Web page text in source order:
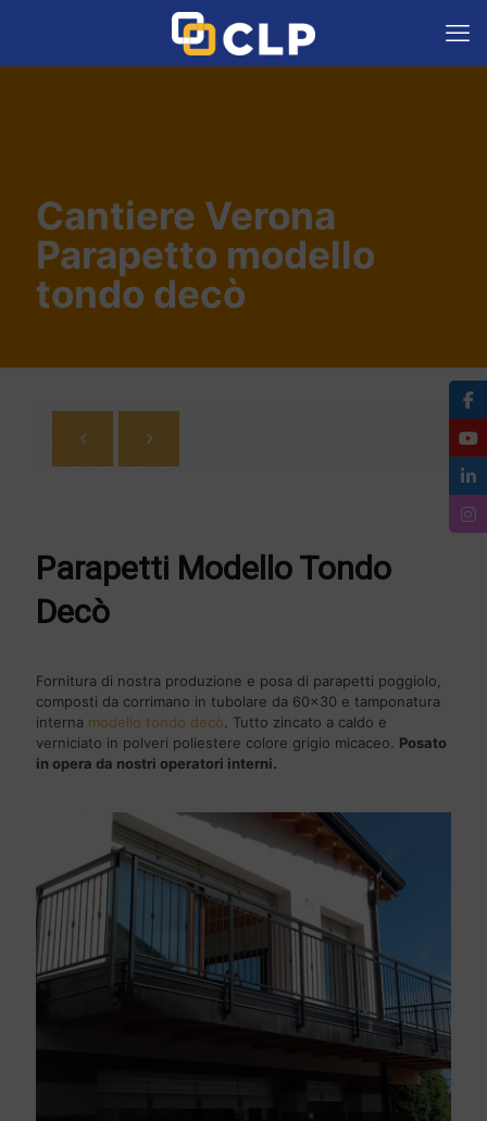
Cantiere Verona
Parapetto modello
tondo decò
Parapetti Modello Tondo
Decò
Fornitura di nostra produzione e posa di parapetti poggiolo,
composti da corrimano in tubolare da 60x30 e tamponatura
interna modello tondo decò . Tutto zincato a caldo e
verniciato in polveri poliestere colore grigio micaceo. Posato
in opera da nostri operatori interni.